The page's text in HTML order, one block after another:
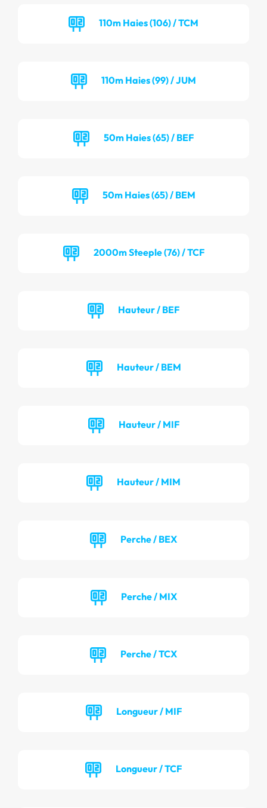
110m Haies (106) / TCM
110m Haies (99) / JUM
50m Haies (65) / BEF
50m Haies (65) / BEM
2000m Steeple (76) / TCF
Hauteur / BEF
Hauteur / BEM
Hauteur / MIF
Hauteur / MIM
Perche / BEX
Perche / MIX
Perche / TCX
Longueur / MIF
Longueur / TCF